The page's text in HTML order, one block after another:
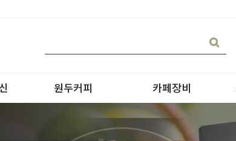
원두커피 카페장비